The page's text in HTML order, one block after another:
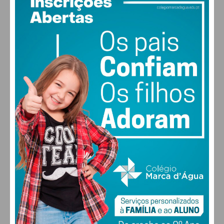
CDS-PP –0,94 % (12 votos)
0,16 % (2 votos)
Ergue-te –0,08 % (1 votos)
JPP –0,08 % (1 votos)
Aliança –0,00 % (0 votos)
ADN –0,00 % (0 votos)
MAS –0,00 % (0 votos)
MPT –0,00 % (0 votos)
Nós Cidadãos –0,00 % (0 votos)
PTP –0,00 % (0 votos)
Em branco – 1,41 % (18 votos)
Nulos –0,78 % ( 10 votos)
Ferreira PAÇOS DE FERREIRA